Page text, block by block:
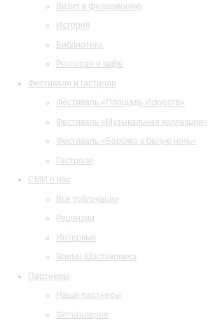
Визит в филармонию
История
Библиотека
Ресторан и кафе
Фестивали и гастроли
Фестиваль «Площадь Искусств»
Фестиваль «Музыкальная коллекция»
Фестиваль «Барокко в белую ночь»
Гастроли
СМИ о нас
Все публикации
Рецензии
Интервью
Время Шостаковича
Партнеры
Наши партнеры
Фотогалерея